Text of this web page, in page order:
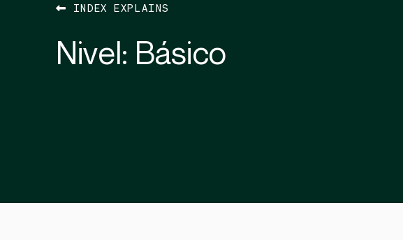
INDEX EXPLAINS
Nivel: Básico